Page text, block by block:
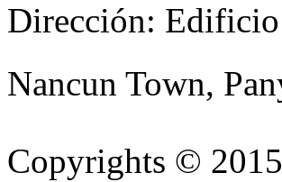
Dirección:
Nancun Town,
Copyrights ©